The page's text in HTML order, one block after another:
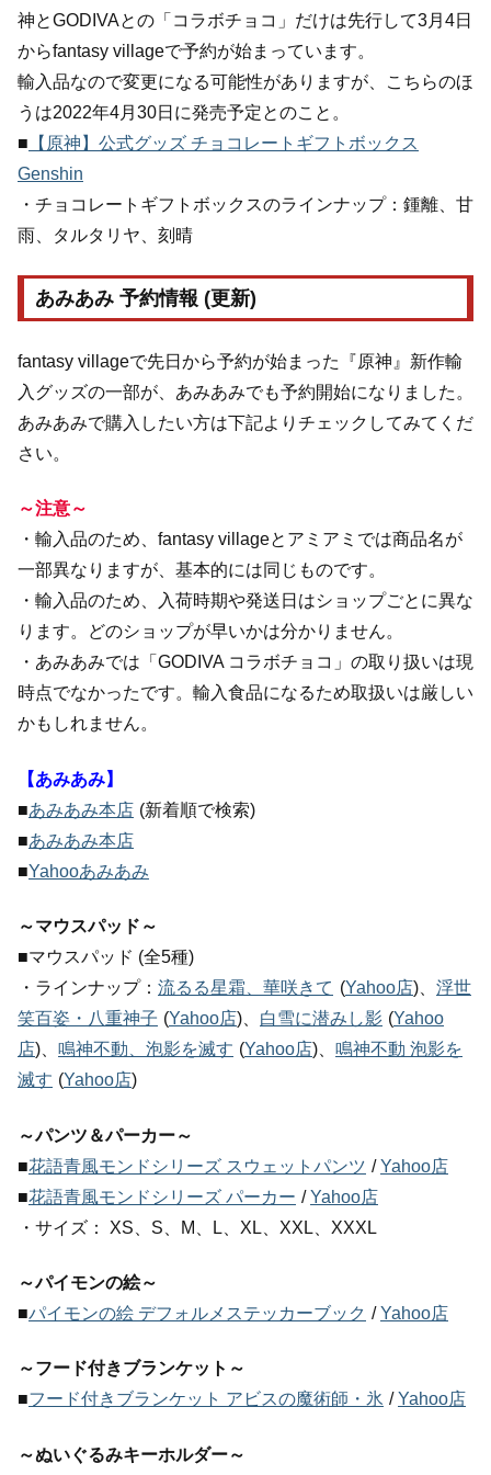
神とGODIVAとの「コラボチョコ」だけは先行して3月4日
からfantasy villageで予約が始まっています。
輸入品なので変更になる可能性がありますが、こちらのほ
うは2022年4月30日に発売予定とのこと。
■ 【原神】公式グッズ チョコレートギフトボックス
Genshin
・チョコレートギフトボックスのラインナップ：鍾離、甘
雨、タルタリヤ、刻晴
あみあみ 予約情報 (更新)
fantasy villageで先日から予約が始まった『原神』新作輸
入グッズの一部が、あみあみでも予約開始になりました。
あみあみで購入したい方は下記よりチェックしてみてくだ
さい。
～注意～
・輸入品のため、fantasy villageとアミアミでは商品名が
一部異なりますが、基本的には同じものです。
・輸入品のため、入荷時期や発送日はショップごとに異な
ります。どのショップが早いかは分かりません。
・あみあみでは「GODIVA コラボチョコ」の取り扱いは現
時点でなかったです。輸入食品になるため取扱いは厳しい
かもしれません。
【あみあみ】
■あみあみ本店 (新着順で検索)
■あみあみ本店
■Yahooあみあみ
～マウスパッド～
■マウスパッド (全5種)
・ラインナップ： 流るる星霜、華咲きて (Yahoo店)、 浮世
笑百姿・八重神子 (Yahoo店)、 白雪に潜みし影 (Yahoo
店)、 鳴神不動、泡影を滅す (Yahoo店)、 鳴神不動 泡影を
滅す (Yahoo店)
～パンツ＆パーカー～
■花語青風モンドシリーズ スウェットパンツ /Yahoo店
■花語青風モンドシリーズ パーカー /Yahoo店
・サイズ： XS、S、M、L、XL、XXL、XXXL
～パイモンの絵～
■パイモンの絵 デフォルメステッカーブック /Yahoo店
～フード付きブランケット～
■フード付きブランケット アビスの魔術師・氷 /Yahoo店
～ぬいぐるみキーホルダー～